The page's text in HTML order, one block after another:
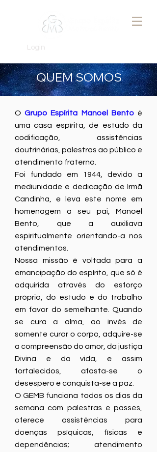
Login
QUEM SOMOS
OGrupo Espírita Manoel Bentoé
uma casa espírita, de estudo da
codificação, assistências
doutrinárias, palestras ao público e
atendimento fraterno.
Foi fundado em 1944, devido a
mediunidade e dedicação de Irmã
Candinha, e leva este nome em
homenagem a seu pai, Manoel
Bento, que a auxiliava
espiritualmente orientando-a nos
atendimentos.
Nossa missão é voltada para a
emancipação do espírito, que só é
adquirida através do esforço
próprio, do estudo e do trabalho
em favor do semelhante. Quando
se cura a alma, ao invés de
somente curar o corpo, adquire-se
a compreensão do amor, da justiça
Divina e da vida, e assim
fortalecidos, afasta-se o
desespero e conquista-se a paz.
O GEMB funciona todos os dias da
semana com palestras e passes,
oferece assistências para
doenças psíquicas, físicas e
dependências; atendimento